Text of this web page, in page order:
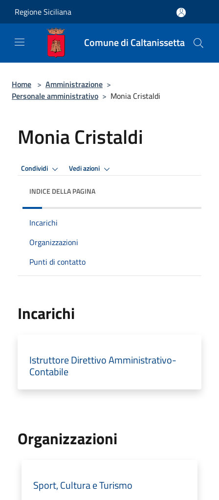
Regione Siciliana
Comune di Caltanissetta
Home > Amministrazione >
Personale amministrativo > Monia Cristaldi
Monia Cristaldi
Condividi Vedi azioni
INDICE DELLA PAGINA
Incarichi
Organizzazioni
Punti di contatto
Incarichi
Istruttore Direttivo Amministrativo-
Contabile
Organizzazioni
Sport, Cultura e Turismo